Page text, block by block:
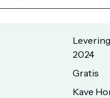
2024
Gratis
Kave